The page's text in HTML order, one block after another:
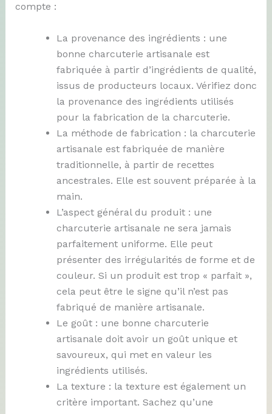
compte :
La provenance des ingrédients : une
bonne charcuterie artisanale est
fabriquée à partir d’ingrédients de qualité,
issus de producteurs locaux. Vérifiez donc
la provenance des ingrédients utilisés
pour la fabrication de la charcuterie.
La méthode de fabrication : la charcuterie
artisanale est fabriquée de manière
traditionnelle, à partir de recettes
ancestrales. Elle est souvent préparée à la
main.
L’aspect général du produit : une
charcuterie artisanale ne sera jamais
parfaitement uniforme. Elle peut
présenter des irrégularités de forme et de
couleur. Si un produit est trop « parfait »,
cela peut être le signe qu’il n’est pas
fabriqué de manière artisanale.
Le goût : une bonne charcuterie
artisanale doit avoir un goût unique et
savoureux, qui met en valeur les
ingrédients utilisés.
La texture : la texture est également un
critère important. Sachez qu’une